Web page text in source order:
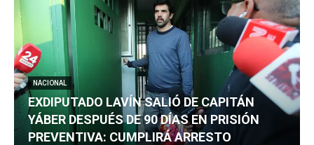
NACIONAL
EXDIPUTADO LAVÍN SALIÓ DE CAPITÁN
YÁBER DESPUÉS DE 90 DÍAS EN PRISIÓN
PREVENTIVA: CUMPLIRÁ ARRESTO